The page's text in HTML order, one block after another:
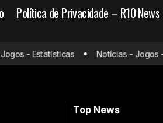
Política de Privacidade – R10 News
Palmeiras se
Andreas Pereira
- Estatísticas Notícias - Jogos -
Top News